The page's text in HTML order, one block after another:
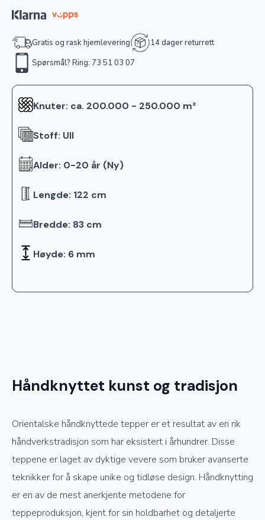
Gratis og rask hjemlevering
14 dager returrett
Spørsmål? Ring: 73 51 03 07
Knuter: ca. 200.000 - 250.000 m²
Stoff: Ull
Alder: 0-20 år (Ny)
Lengde: 122 cm
Bredde: 83 cm
Høyde: 6 mm
Håndknyttet kunst og tradisjon
Orientalske håndknyttede tepper er et resultat av en rik
håndverkstradisjon som har eksistert i århundrer. Disse
teppene er laget av dyktige vevere som bruker avanserte
teknikker for å skape unike og tidløse design. Håndknytting
er en av de mest anerkjente metodene for
teppeproduksjon, kjent for sin holdbarhet og detaljerte